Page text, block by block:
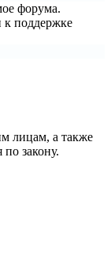
форума.
к поддержке
лицам, а также
закону.